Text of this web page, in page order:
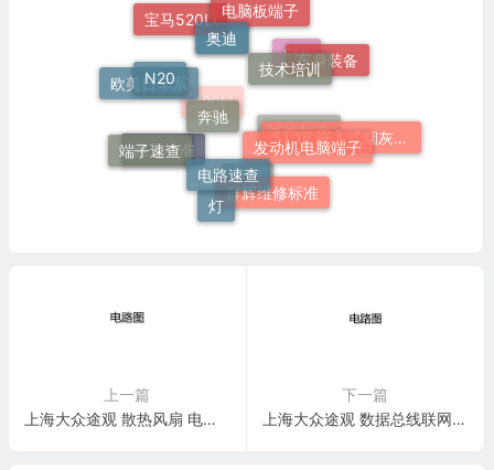
奔驰
电路速查
发动机电脑端子
技术培训
奥迪
N20
端子速查
灯
群辉维修标准
车身装备
电脑板端子
宝马520Li
欧美日车系
施工标准
培训
维修标准
F18
宝马
520Li
上一篇
上海大众途观 散热风扇 电路图
下一篇
上海大众途观 数据总线联网 电路图